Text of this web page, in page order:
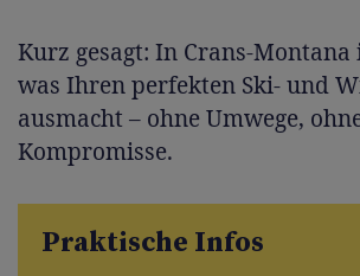
Kurz gesagt: In Crans-Montana
was Ihren perfekten Ski- und
ausmacht – ohne Umwege,
Kompromisse.
Praktische Infos